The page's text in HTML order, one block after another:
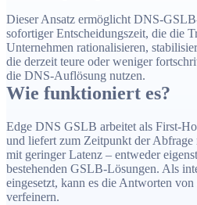
Dieser Ansatz ermöglicht DNS-
sofortiger Entscheidungszeit, die die
Unternehmen rationalisieren,
die derzeit teure oder weniger
die DNS-Auflösung nutzen.
Wie funktioniert es?
Edge DNS GSLB arbeitet als First-
und liefert zum Zeitpunkt der Abfrage
mit geringer Latenz – entweder
bestehenden GSLB-Lösungen. Als
eingesetzt, kann es die Antworten
verfeinern.